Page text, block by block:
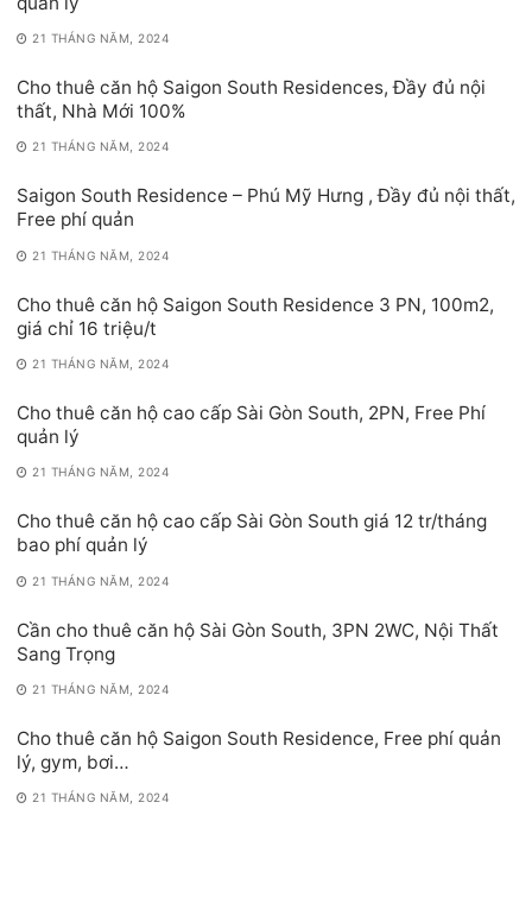
21 THÁNG NĂM, 2024
Cho thuê căn hộ Saigon South Residences, Đầy đủ nội
thất, Nhà Mới 100%
21 THÁNG NĂM, 2024
Saigon South Residence – Phú Mỹ Hưng , Đầy đủ nội thất,
Free phí quản
21 THÁNG NĂM, 2024
Cho thuê căn hộ Saigon South Residence 3 PN, 100m2,
giá chỉ 16 triệu/t
21 THÁNG NĂM, 2024
Cho thuê căn hộ cao cấp Sài Gòn South, 2PN, Free Phí
quản lý
21 THÁNG NĂM, 2024
Cho thuê căn hộ cao cấp Sài Gòn South giá 12 tr/tháng
bao phí quản lý
21 THÁNG NĂM, 2024
Cần cho thuê căn hộ Sài Gòn South, 3PN 2WC, Nội Thất
Sang Trọng
21 THÁNG NĂM, 2024
Cho thuê căn hộ Saigon South Residence, Free phí quản
lý, gym, bơi…
21 THÁNG NĂM, 2024